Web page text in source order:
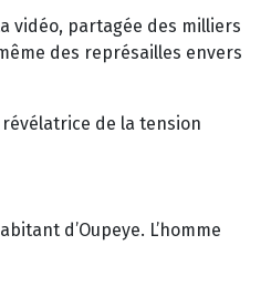
vidéo, partagée des milliers
des représailles envers
de la tension
d’Oupeye. L’homme